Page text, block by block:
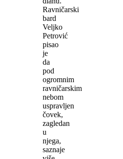
Ravničarski
bard
Veljko
Petrović
pisao
je
da
pod
ogromnim
ravničarskim
nebom
uspravljen
čovek,
zagledan
u
njega,
saznaje